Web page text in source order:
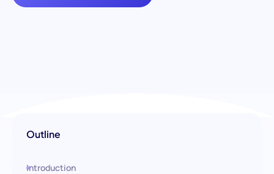
Outline
Introduction